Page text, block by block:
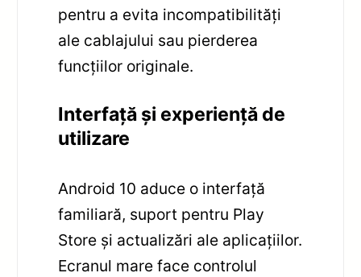
pentru a evita incompatibilități
ale cablajului sau pierderea
funcțiilor originale.
Interfață și experiență de
utilizare
Android 10 aduce o interfață
familiară, suport pentru Play
Store și actualizări ale aplicațiilor.
Ecranul mare face controlul